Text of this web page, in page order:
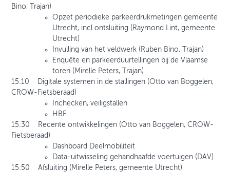
Bino, Trajan)
Opzet periodieke parkeerdrukmetingen gemeente
Utrecht, incl ontsluiting (Raymond Lint, gemeente
Utrecht)
Invulling van het veldwerk (Ruben Bino, Trajan)
Enquête en parkeerduurtellingen bij de Vlaamse
toren (Mirelle Peters, Trajan)
15:10 Digitale systemen in de stallingen (Otto van Boggelen,
CROW-Fietsberaad)
Inchecken, veiligstallen
HBF
15:30 Recente ontwikkelingen (Otto van Boggelen, CROW-
Fietsberaad)
Dashboard Deelmobiliteit
Data-uitwisseling gehandhaafde voertuigen (DAV)
15:50 Afsluiting (Mirelle Peters, gemeente Utrecht)